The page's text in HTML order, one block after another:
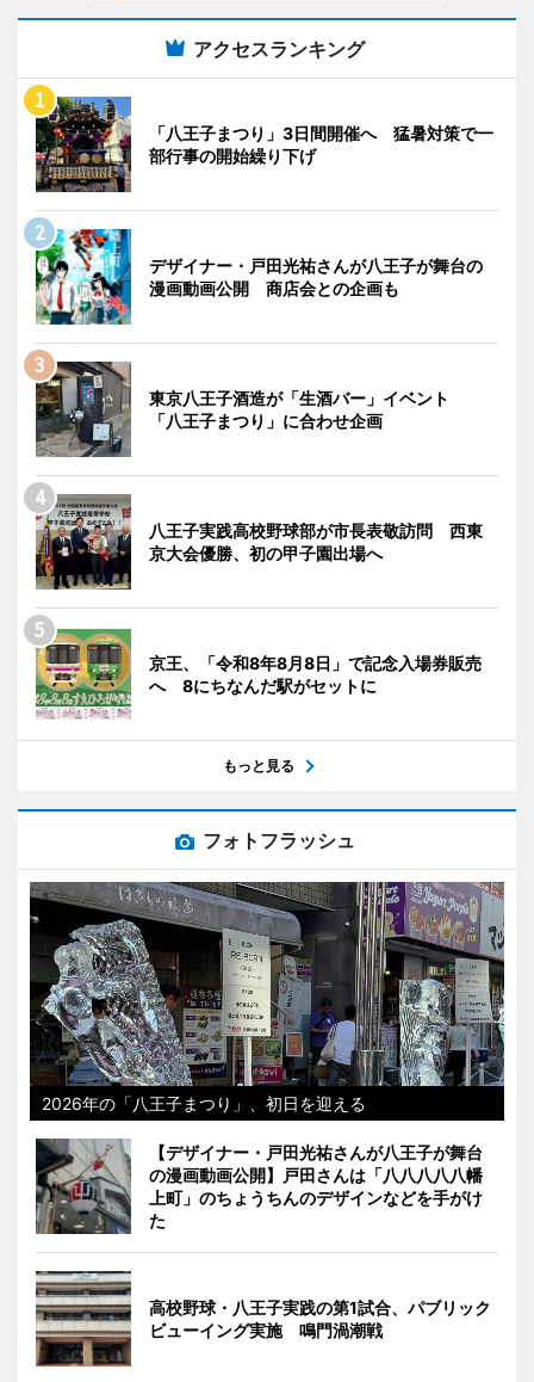
アクセスランキング
「八王子まつり」3日間開催へ 猛暑対策で一
部行事の開始繰り下げ
デザイナー・戸田光祐さんが八王子が舞台の
漫画動画公開 商店会との企画も
東京八王子酒造が「生酒バー」イベント
「八王子まつり」に合わせ企画
八王子実践高校野球部が市長表敬訪問 西東
京大会優勝、初の甲子園出場へ
京王、「令和8年8月8日」で記念入場券販売
へ 8にちなんだ駅がセットに
もっと見る
フォトフラッシュ
2026年の「八王子まつり」、初日を迎える
【デザイナー・戸田光祐さんが八王子が舞台
の漫画動画公開】戸田さんは「八八八八八幡
上町」のちょうちんのデザインなどを手がけ
た
高校野球・八王子実践の第1試合、パブリック
ビューイング実施 鳴門渦潮戦